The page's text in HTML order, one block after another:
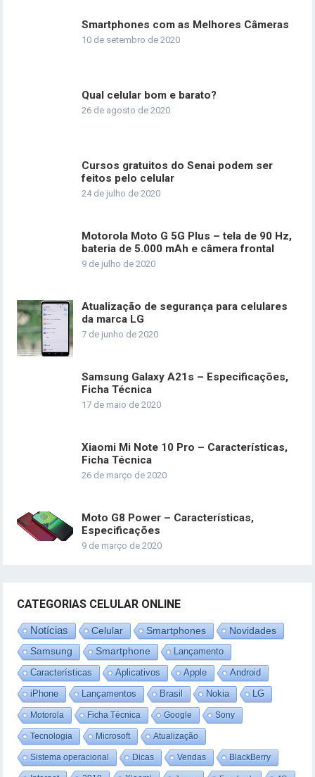
Smartphones com as Melhores Câmeras
10 de setembro de 2020
Qual celular bom e barato?
26 de agosto de 2020
Cursos gratuitos do Senai podem ser
feitos pelo celular
24 de julho de 2020
Motorola Moto G 5G Plus – tela de 90 Hz,
bateria de 5.000 mAh e câmera frontal
9 de julho de 2020
Atualização de segurança para celulares
da marca LG
7 de junho de 2020
Samsung Galaxy A21s – Especificações,
Ficha Técnica
17 de maio de 2020
Xiaomi Mi Note 10 Pro – Características,
Ficha Técnica
26 de março de 2020
Moto G8 Power – Características,
Especificações
9 de março de 2020
CATEGORIAS CELULAR ONLINE
Notícias Celular Smartphones Novidades
Samsung Smartphone
Lançamento
Características
Aplicativos Apple Android
iPhone Lançamentos Brasil Nokia LG
Motorola Ficha Técnica Google Sony
Tecnologia Microsoft Atualização
Sistema operacional Dicas Vendas BlackBerry